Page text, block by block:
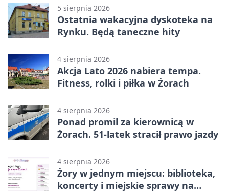
5 sierpnia 2026
Ostatnia wakacyjna dyskoteka na
Rynku. Będą taneczne hity
4 sierpnia 2026
Akcja Lato 2026 nabiera tempa.
Fitness, rolki i piłka w Żorach
4 sierpnia 2026
Ponad promil za kierownicą w
Żorach. 51-latek stracił prawo jazdy
4 sierpnia 2026
Żory w jednym miejscu: biblioteka,
koncerty i miejskie sprawy na